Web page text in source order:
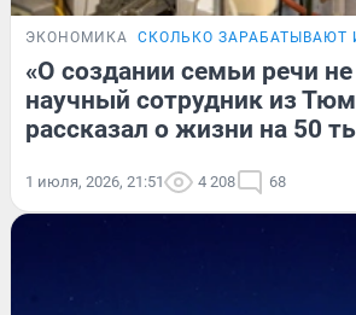
ЭКОНОМИКА СКОЛЬКО ЗАРАБАТЫВАЮТ
«О создании семьи речи не
научный сотрудник из
рассказал о жизни на 50
1 июля, 2026, 21:51 4 208 68